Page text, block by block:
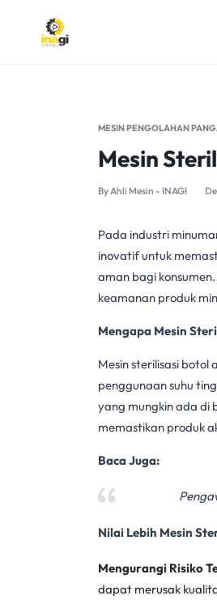
NEGERIMESIN PENGOLAHAN
Mesin
ByAhli Mesin - INAGI
Pada industri
inovatif untuk
aman bagi
keamanan produk
Mengapa Mesin
Mesin sterilisasi botol
penggunaan suhu
yang mungkin ada di
memastikan produk
Baca Juga:
Nilai Lebih Mesin
Mengurangi Risiko
dapat merusak